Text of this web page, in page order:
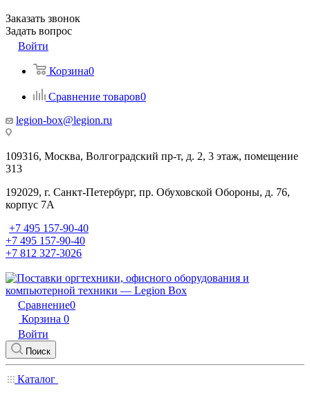
Заказать звонок
Задать вопрос
Войти
Корзина0
Сравнение товаров0
legion-box@legion.ru
109316, Москва, Волгоградский пр-т, д. 2, 3 этаж, помещение
313
192029, г. Санкт-Петербург, пр. Обуховской Обороны, д. 76,
корпус 7А
+7 495 157-90-40
+7 495 157-90-40
+7 812 327-3026
Сравнение0
Корзина 0
Войти
Поиск
Каталог